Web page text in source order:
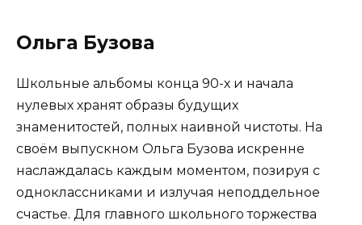
Ольга Бузова
Школьные альбомы конца 90-х и начала
нулевых хранят образы будущих
знаменитостей, полных наивной чистоты. На
своём выпускном Ольга Бузова искренне
наслаждалась каждым моментом, позируя с
одноклассниками и излучая неподдельное
счастье. Для главного школьного торжества